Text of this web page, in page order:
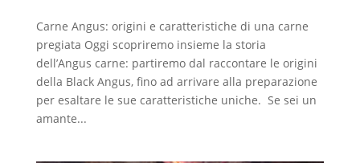
Carne Angus: origini e caratteristiche di una carne
pregiata Oggi scopriremo insieme la storia
dell’Angus carne: partiremo dal raccontare le origini
della Black Angus, fino ad arrivare alla preparazione
per esaltare le sue caratteristiche uniche. Se sei un
amante...